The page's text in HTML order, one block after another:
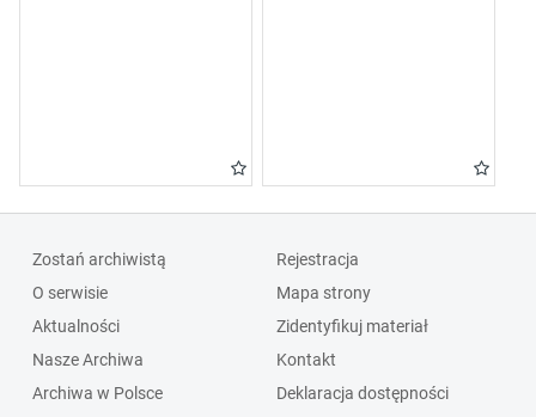
Zostań archiwistą
O serwisie
Aktualności
Nasze Archiwa
Archiwa w Polsce
Rejestracja
Mapa strony
Zidentyfikuj materiał
Kontakt
Deklaracja dostępności